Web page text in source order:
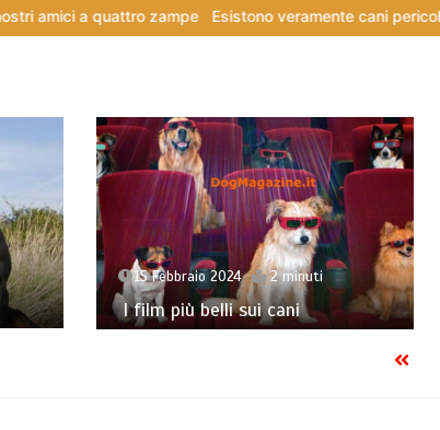
quattro zampe Esistono veramente cani pericolosi?
15 Febbraio 2024 2 minuti
I film più belli sui cani